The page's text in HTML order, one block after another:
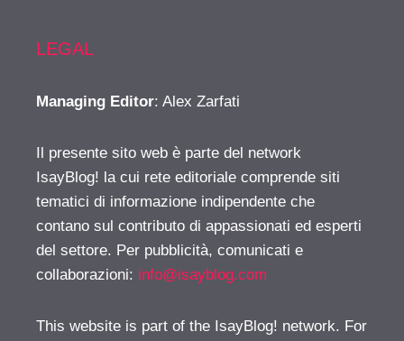
LEGAL
Managing Editor: Alex Zarfati
Il presente sito web è parte del network
IsayBlog! la cui rete editoriale comprende siti
tematici di informazione indipendente che
contano sul contributo di appassionati ed esperti
del settore. Per pubblicità, comunicati e
collaborazioni: info@isayblog.com
This website is part of the IsayBlog! network. For